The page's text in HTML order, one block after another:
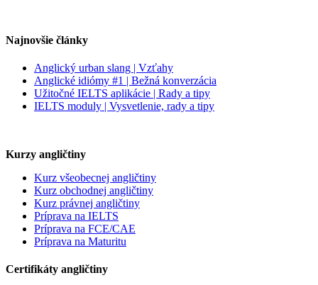
Najnovšie články
Anglický urban slang | Vzťahy
Anglické idiómy #1 | Bežná konverzácia
Užitočné IELTS aplikácie | Rady a tipy
IELTS moduly | Vysvetlenie, rady a tipy
Kurzy angličtiny
Kurz všeobecnej angličtiny
Kurz obchodnej angličtiny
Kurz právnej angličtiny
Príprava na IELTS
Príprava na FCE/CAE
Príprava na Maturitu
Certifikáty angličtiny